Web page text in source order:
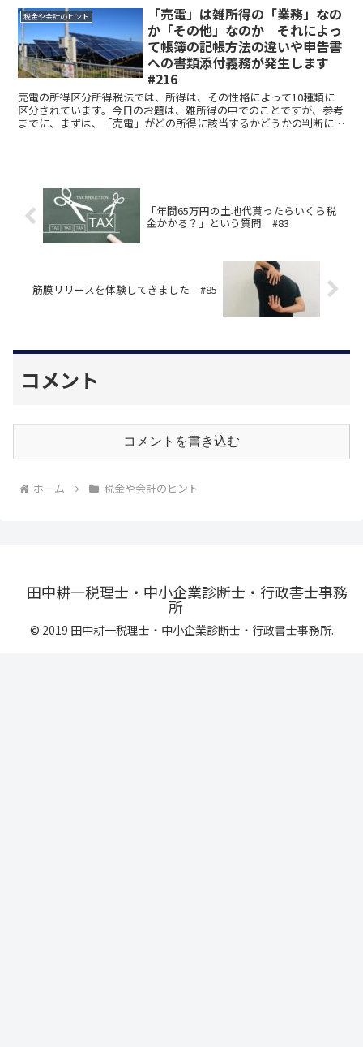
税金や会計のヒント
「売電」は雑所得の「業務」なの
か「その他」なのか それによっ
て帳簿の記帳方法の違いや申告書
への書類添付義務が発生します
#216
売電の所得区分所得税法では、所得は、その性格によって10種類に
区分されています。今日のお題は、雑所得の中でのことですが、参考
までに、まずは、「売電」がどの所得に該当するかどうかの判断につ
「年間65万円の土地代貰ったらいくら税
金かかる？」という質問 #83
筋膜リリースを体験してきました #85
コメント
コメントを書き込む
ホーム 税金や会計のヒント
田中耕一税理士・中小企業診断士・行政書士事務
所
© 2019 田中耕一税理士・中小企業診断士・行政書士事務所.